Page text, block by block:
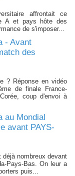
affrontait ce
A et pays hôte des
de s'imposer...
- Avant
des
? Réponse en vidéo
de finale France-
coup d'envoi à
au Mondial
avant PAYS-
nombreux devant
Pays-Bas. On leur a
puis...